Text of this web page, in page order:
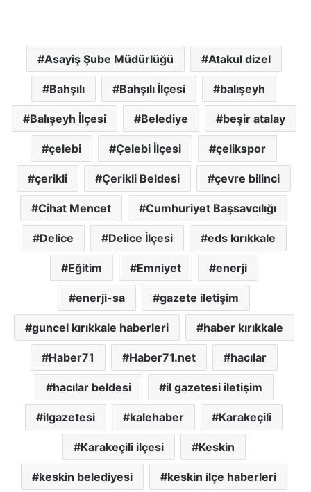
Asayiş Şube Müdürlüğü Atakul dizel
Bahşılı Bahşılı İlçesi balışeyh
Balışeyh İlçesi Belediye beşir atalay
çelebi Çelebi İlçesi çelikspor
çerikli Çerikli Beldesi çevre bilinci
Cihat Mencet Cumhuriyet Başsavcılığı
Delice Delice İlçesi eds kırıkkale
Eğitim Emniyet enerji
enerji-sa gazete iletişim
guncel kırıkkale haberleri haber kırıkkale
Haber71 Haber71.net hacılar
hacılar beldesi il gazetesi iletişim
ilgazetesi kalehaber Karakeçili
Karakeçili ilçesi Keskin
keskin belediyesi keskin ilçe haberleri